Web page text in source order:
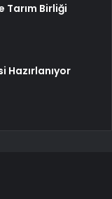
Tarım Birliği
Hazırlanıyor